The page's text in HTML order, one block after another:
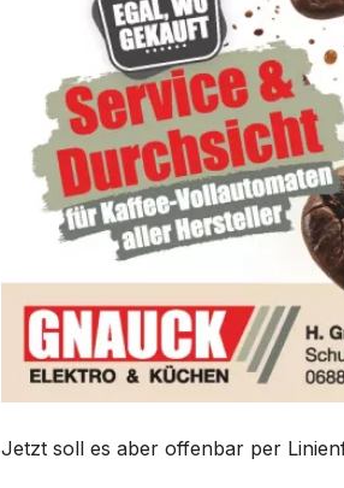
Jetzt soll es aber offenbar per